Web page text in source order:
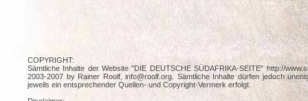
COPYRIGHT:
Sämtliche Inhalte der Website "DIE DEUTSCHE SÜDAFRIKA-SEITE" http://
2003-2007 by Rainer Roolf, info@roolf.org. Sämtliche Inhalte dürfen jedoch
jeweils ein entsprechender Quellen- und Copyright-Vermerk erfolgt.